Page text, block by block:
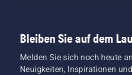
Bleiben Sie auf dem
Melden Sie sich noch heute
Neuigkeiten, Inspirationen